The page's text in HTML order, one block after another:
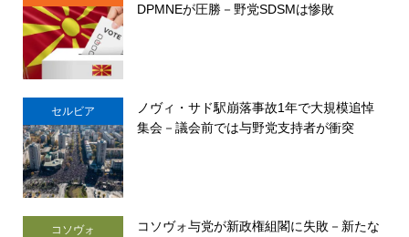
DPMNEが圧勝－野党SDSMは惨敗
セルビア
ノヴィ・サド駅崩落事故1年で大規模追悼
集会－議会前では与野党支持者が衝突
コソヴォ
コソヴォ与党が新政権組閣に失敗－新たな